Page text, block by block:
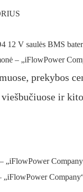
prekybos
viešbučiuose ir